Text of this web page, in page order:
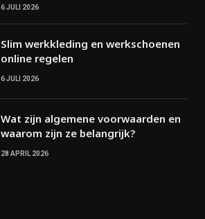
6 JULI 2026
Slim werkkleding en werkschoenen
online regelen
6 JULI 2026
Wat zijn algemene voorwaarden en
waarom zijn ze belangrijk?
28 APRIL 2026